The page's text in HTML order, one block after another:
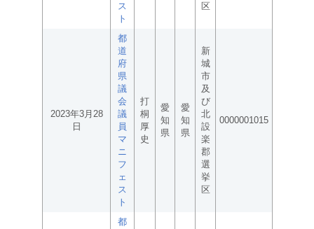
ス
ト
区
2023年3月28
日
都
道
府
県
議
会
議
員
マ
ニ
フ
ェ
ス
ト
打
桐
厚
史
愛
知
県
愛
知
県
新
城
市
及
び
北
設
楽
郡
選
挙
区
0000001015
都